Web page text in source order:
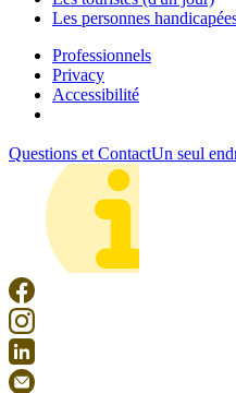
Les personnes
Professionnels
Privacy
Accessibilité
Questions et ContactUn seul